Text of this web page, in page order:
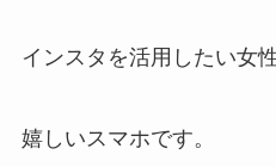
インスタを活用したい女
嬉しいスマホです。